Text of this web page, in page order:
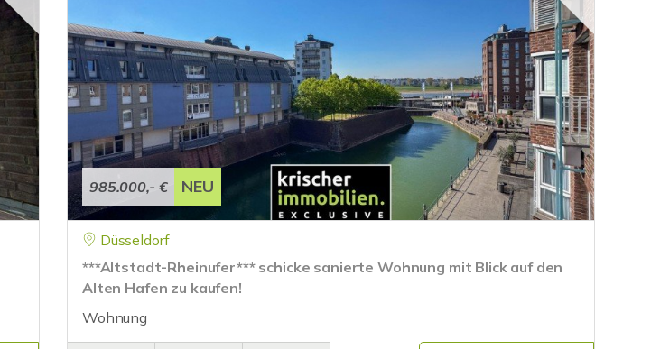
985.000,- € NEU
Düsseldorf
***Altstadt-Rheinufer*** schicke sanierte Wohnung mit Blick auf den
Alten Hafen zu kaufen!
Wohnung